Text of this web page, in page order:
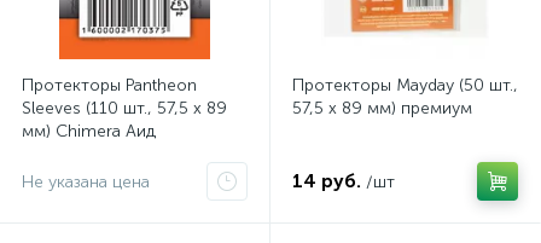
Протекторы Pantheon
Sleeves (110 шт., 57,5 x 89
мм) Chimera Аид
Не указана цена
Протекторы Mayday (50 шт.,
57,5 x 89 мм) премиум
14 руб. /шт